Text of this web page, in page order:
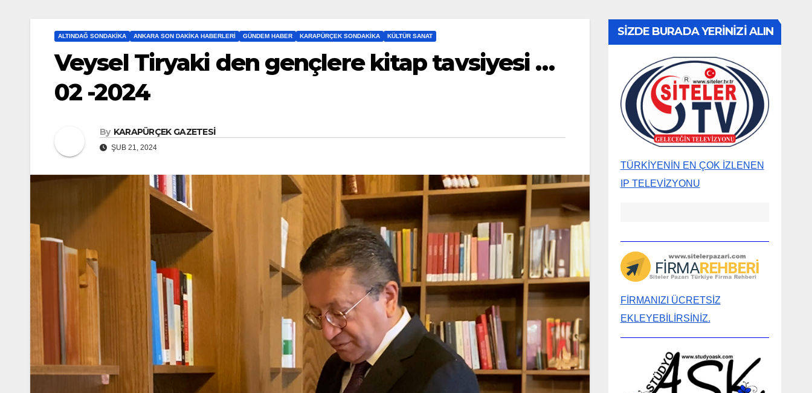
ALTINDAĞ SONDAKIKA ANKARA SON DAKIKA HABERLERI GÜNDEM HABER KARAPÜRÇEK SONDAKIKA KÜLTÜR SANAT
Veysel Tiryaki den gençlere kitap tavsiyesi …
02 -2024
By KARAPÜRÇEK GAZETESİ
ŞUB 21, 2024
SİZDE BURADA YERİNİZİ ALIN
TÜRKİYENİN EN ÇOK İZLENEN
IP TELEVİZYONU
FİRMANIZI ÜCRETSİZ
EKLEYEBİLİRSİNİZ.